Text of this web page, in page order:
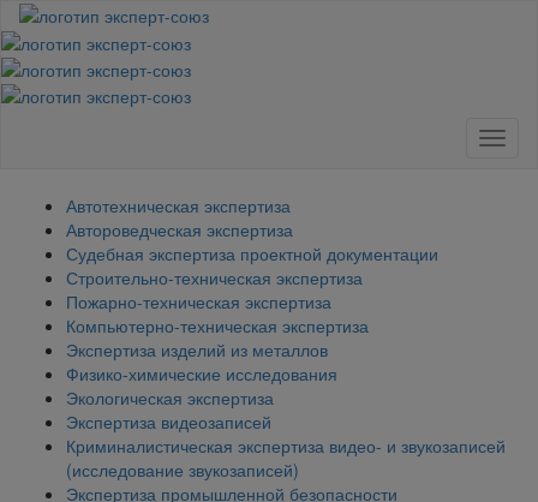
Автотехническая экспертиза
Автороведческая экспертиза
Судебная экспертиза проектной документации
Строительно-техническая экспертиза
Пожарно-техническая экспертиза
Компьютерно-техническая экспертиза
Экспертиза изделий из металлов
Физико-химические исследования
Экологическая экспертиза
Экспертиза видеозаписей
Криминалистическая экспертиза видео- и звукозаписей
(исследование звукозаписей)
Экспертиза промышленной безопасности